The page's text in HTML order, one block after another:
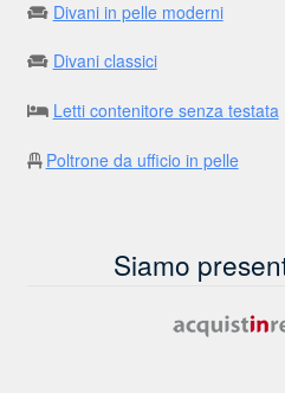
Divani in pelle moderni
Divani classici
Letti contenitore senza testata
Poltrone da ufficio in pelle
Siamo